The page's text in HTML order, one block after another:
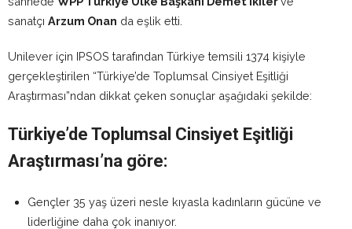
sanatçı Arzum Onan da eşlik etti.
Unilever için IPSOS tarafından Türkiye temsili 1374 kişiyle
gerçekleştirilen “Türkiye’de Toplumsal Cinsiyet Eşitliği
Araştırması”ndan dikkat çeken sonuçlar aşağıdaki şekilde:
Türkiye’de Toplumsal Cinsiyet Eşitliği
Araştırması’na göre:
Gençler 35 yaş üzeri nesle kıyasla kadınların gücüne ve
liderliğine daha çok inanıyor.